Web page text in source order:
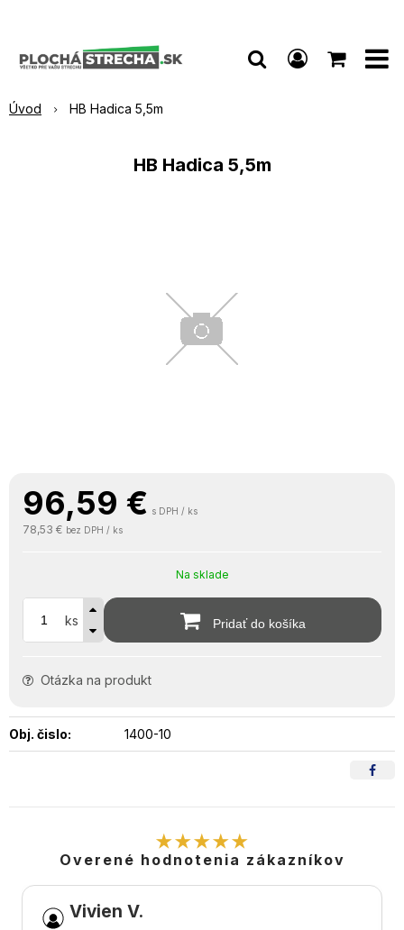
Úvod HB Hadica 5,5m
HB Hadica 5,5m
96,59 € s DPH / ks
78,53 € bez DPH / ks
Na sklade
ks Pridať do košíka
Otázka na produkt
Obj. čislo: 1400-10
★★★★★
Overené hodnotenia zákazníkov
Vivien V.